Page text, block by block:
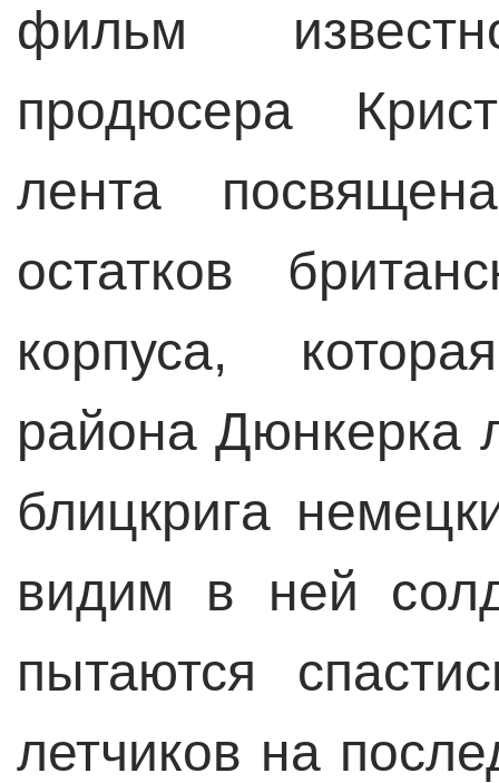
фильм
продюсера
лента
остатков
корпуса,
района Дюнкерка
блицкрига
видим в ней
пытаются
летчиков на